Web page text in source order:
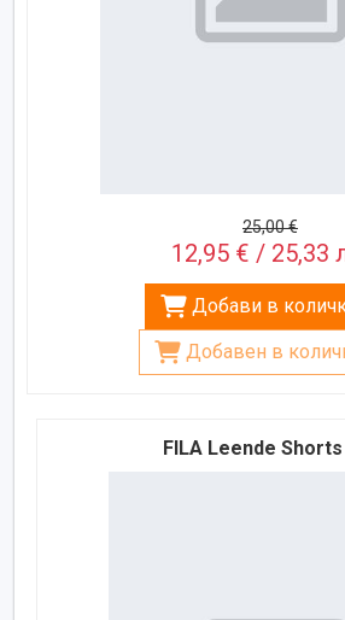
25,00 €
12,95 € / 25,33
Добави в
Добавен в
FILA Leende